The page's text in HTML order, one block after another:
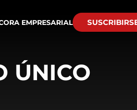
EMPRESARIAL
ÚNICO